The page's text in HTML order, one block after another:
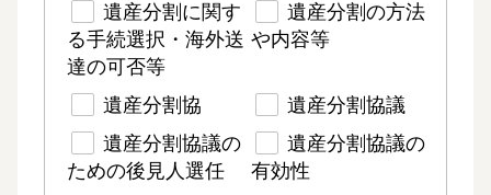
遺産分割に関す
る手続選択・海外送
達の可否等
遺産分割の方法
や内容等
遺産分割協
遺産分割協議
遺産分割協議の
ための後見人選任
遺産分割協議の
有効性